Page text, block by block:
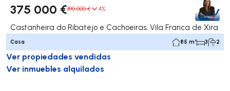
375 000 €390 000 € 4%
Castanheira do Ribatejo e Cachoeiras, Vila Franca de Xira
Casa 85 m² 3 2
Ver propiedades vendidas
Ver inmuebles alquilados